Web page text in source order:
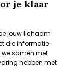
je klaar
jouw lichaam
die informatie
we samen met
hebben met